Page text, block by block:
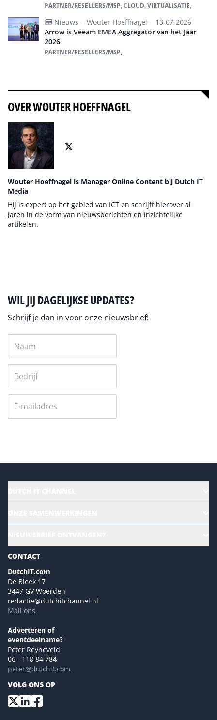
PARTNER/RESELLERS/MSP, CLOUD, VIRTUALISATIE,
Nieuws - Wouter Hoeffnagel - 13-07-2026
Arrow is Veeam EMEA Aggregator van het Jaar
2026
PARTNER/RESELLERS/MSP,
OVER WOUTER HOEFFNAGEL
Wouter Hoeffnagel is Manager Online Content bij Dutch IT
Media
Hij is expert op het gebied van ICT en schrijft hierover al
jaren in de vorm van nieuwsberichten en inzichtelijke
artikelen.
WIL JIJ DAGELIJKSE UPDATES?
Schrijf je dan in voor onze nieuwsbrief!
Magazines
Marketingmogelijkheden 2026
Eventmogelijkheden 2026
Advertising opportunities 2026 ENG
Event opportunities 2026 ENG
NL Digital
Versturen
CONTACT
DutchIT.com
De Bleek 17
3447 GV Woerden
redactie@dutchitchannel.nl
Mail ons
Adverteren of
eventdeelname?
Peter Reyneveld
06 - 118 84 784
peter@dutchit.com
VOLG ONS OP